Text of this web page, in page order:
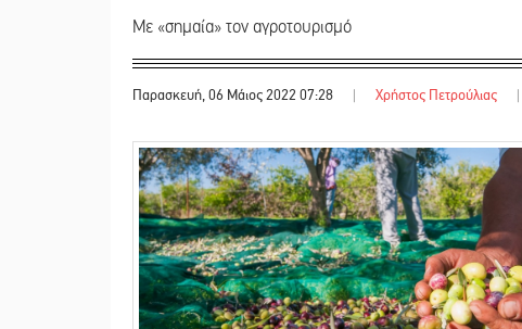
Με «σημαία» τον αγροτουρισμό
Παρασκευή, 06 Μάιος 2022 07:28 | Χρήστος Πετρούλιας |